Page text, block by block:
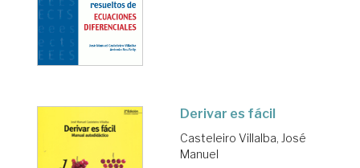
Derivar es fácil
Casteleiro Villalba, José
Manuel